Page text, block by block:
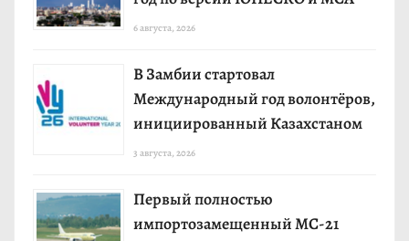
6 августа, 2026
В Замбии стартовал
Международный год волонтёров,
инициированный Казахстаном
3 августа, 2026
Первый полностью
импортозамещенный МС-21